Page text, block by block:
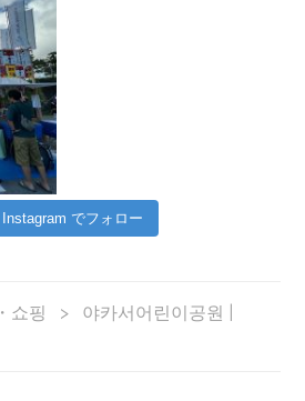
Instagram でフォロー
쇼핑 >
야카서어린이공원 |